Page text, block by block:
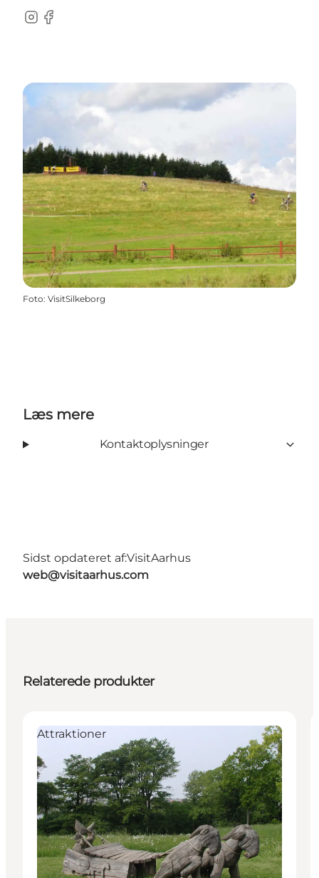
Instagram
Facebook
Foto: VisitSilkeborg
Læs mere
Kontaktoplysninger
Sidst opdateret af:VisitAarhus
web@visitaarhus.com
Relaterede produkter
Attraktioner